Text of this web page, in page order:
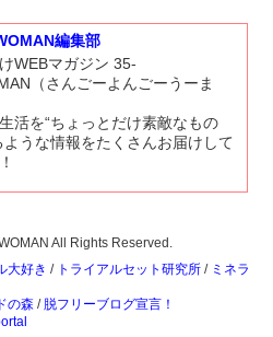
編集部
WEBマガジン 35-
（さんごーよんごーうーま
活を“ちょっとだけ素敵なもの
ような情報をたくさんお届けして
All Rights Reserved.
大好き / トライアルセット研究所 / ミネラ
の森 / 脱フリーブログ宣言！